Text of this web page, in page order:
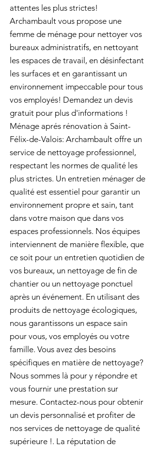
attentes les plus strictes!
Archambault vous propose une
femme de ménage pour nettoyer vos
bureaux administratifs, en nettoyant
les espaces de travail, en désinfectant
les surfaces et en garantissant un
environnement impeccable pour tous
vos employés! Demandez un devis
gratuit pour plus d'informations !
Ménage aprés rénovation à Saint-
Félix-de-Valois: Archambault offre un
service de nettoyage professionnel,
respectant les normes de qualité les
plus strictes. Un entretien ménager de
qualité est essentiel pour garantir un
environnement propre et sain, tant
dans votre maison que dans vos
espaces professionnels. Nos équipes
interviennent de manière flexible, que
ce soit pour un entretien quotidien de
vos bureaux, un nettoyage de fin de
chantier ou un nettoyage ponctuel
après un événement. En utilisant des
produits de nettoyage écologiques,
nous garantissons un espace sain
pour vous, vos employés ou votre
famille. Vous avez des besoins
spécifiques en matière de nettoyage?
Nous sommes là pour y répondre et
vous fournir une prestation sur
mesure. Contactez-nous pour obtenir
un devis personnalisé et profiter de
nos services de nettoyage de qualité
supérieure !. La réputation de